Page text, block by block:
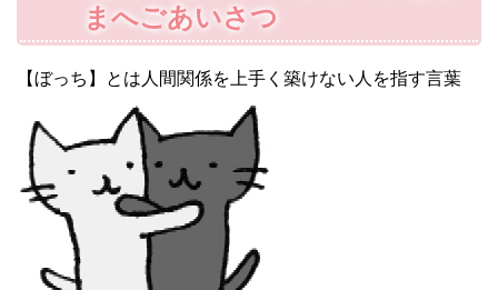
まへごあいさつ
【ぼっち】とは人間関係を上手く築けない人を指す言葉